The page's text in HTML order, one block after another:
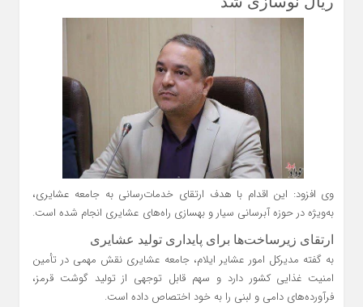
وی افزود: این اقدام با هدف ارتقای خدمات‌رسانی به جامعه عشایری،
به‌ویژه در حوزه آبرسانی سیار و بهسازی راه‌های عشایری انجام شده است.
ارتقای زیرساخت‌ها برای پایداری تولید عشایری
به گفته مدیرکل امور عشایر ایلام، جامعه عشایری نقش مهمی در تأمین
امنیت غذایی کشور دارد و سهم قابل توجهی از تولید گوشت قرمز،
فرآورده‌های دامی و لبنی را به خود اختصاص داده است.